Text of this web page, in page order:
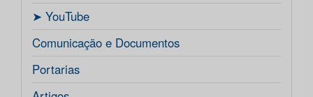
ㅤ➤ YouTube
Comunicação e Documentos
Portarias